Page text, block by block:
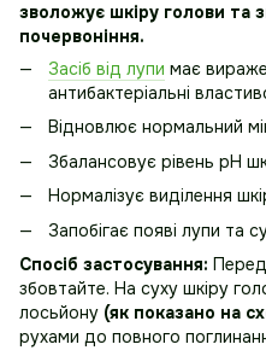
зволожує шкіру голови та
почервоніння.
Засіб від лупи має
антибактеріальні
Відновлює нормальний
Збалансовує рівень pH
Нормалізує виділення
Запобігає появі лупи та
Спосіб застосування:
збовтайте. На суху шкіру
лосьйону (як показано на
рухами до повного